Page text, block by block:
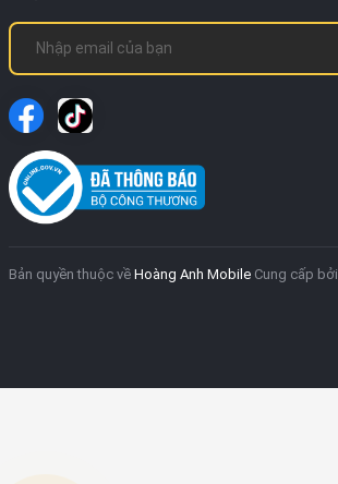
Bản quyền thuộc về Hoàng Anh Mobile Cung cấp bởi